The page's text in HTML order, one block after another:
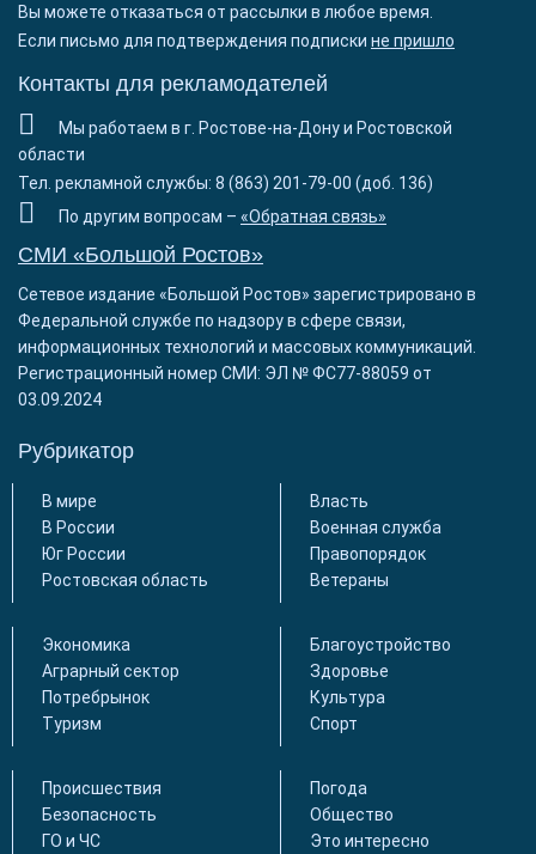
Вы можете отказаться от рассылки в любое время.
Если письмо для подтверждения подписки не пришло
Контакты для рекламодателей
Мы работаем в г. Ростове-на-Дону и Ростовской
области
Тел. рекламной службы: 8 (863) 201-79-00 (доб. 136)
По другим вопросам – «Обратная связь»
СМИ «Большой Ростов»
Сетевое издание «Большой Ростов» зарегистрировано в
Федеральной службе по надзору в сфере связи,
информационных технологий и массовых коммуникаций.
Регистрационный номер СМИ: ЭЛ № ФС77-88059 от
03.09.2024
Рубрикатор
В мире
В России
Юг России
Ростовская область
Власть
Военная служба
Правопорядок
Ветераны
Экономика
Аграрный сектор
Потребрынок
Туризм
Благоустройство
Здоровье
Культура
Спорт
Происшествия
Безопасность
ГО и ЧС
Погода
Общество
Это интересно